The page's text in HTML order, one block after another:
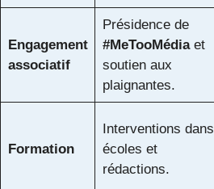
Engagement
associatif
Présidence de
#MeTooMédiaet
soutien aux
plaignantes.
Formation
Interventions dans
écoles et
rédactions.